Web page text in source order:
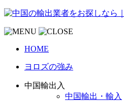
HOME
ヨロズの強み
中国輸出入
中国輸出・輸入